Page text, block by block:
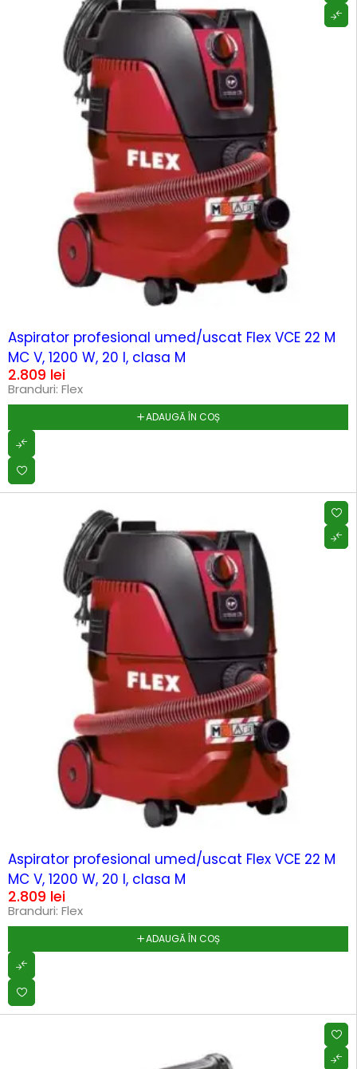
Aspirator profesional umed/uscat Flex VCE 22 M
MC V, 1200 W, 20 l, clasa M
2.809 lei
Branduri: Flex
ADAUGĂ ÎN COȘ
Aspirator profesional umed/uscat Flex VCE 22 M
MC V, 1200 W, 20 l, clasa M
2.809 lei
Branduri: Flex
ADAUGĂ ÎN COȘ